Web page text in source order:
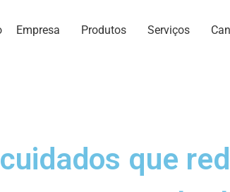
Empresa Produtos Serviços
que